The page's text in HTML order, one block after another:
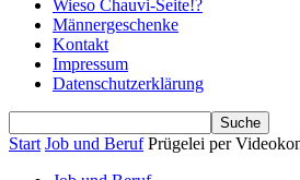
Wieso Chauvi-Seite!?
Männergeschenke
Kontakt
Impressum
Datenschutzerklärung
Start Job und Beruf Prügelei per